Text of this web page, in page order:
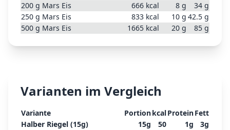
200 g Mars Eis 666 kcal 8 g 34 g
250 g Mars Eis 833 kcal 10 g 42.5 g
500 g Mars Eis 1665 kcal 20 g 85 g
Varianten im Vergleich
Variante PortionkcalProteinFett
Halber Riegel (15g)
15g 50 1g 3g